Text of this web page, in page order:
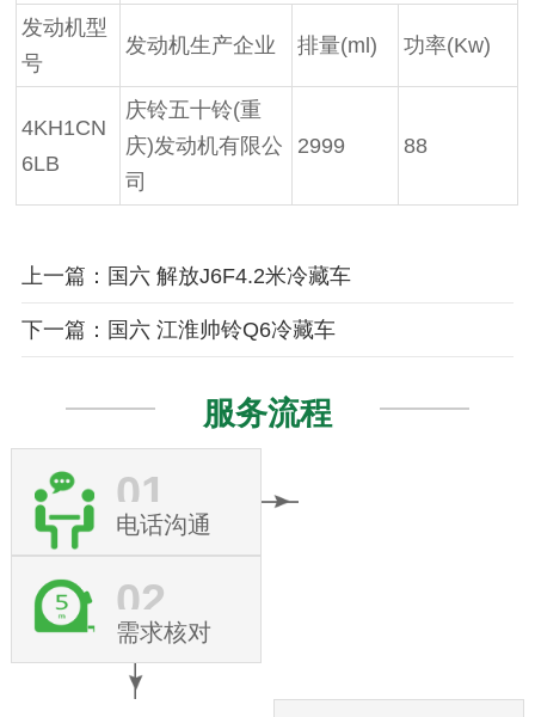
发动机型
号
发动机生产企业 排量(ml) 功率(Kw)
4KH1CN
6LB
庆铃五十铃(重
庆)发动机有限公
司
2999 88
上一篇：国六 解放J6F4.2米冷藏车
下一篇：国六 江淮帅铃Q6冷藏车
服务流程
01
电话沟通
02
需求核对